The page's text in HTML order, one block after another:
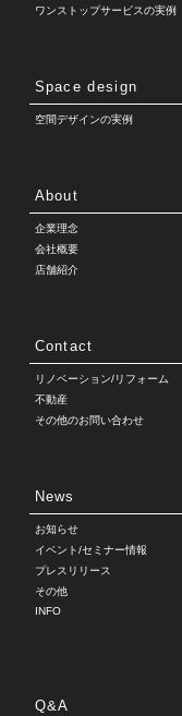
ワンストップサービスの実例
Space design
空間デザインの実例
About
企業理念
会社概要
店舗紹介
Contact
リノベーション/リフォーム
不動産
その他のお問い合わせ
News
お知らせ
イベント/セミナー情報
プレスリリース
その他
INFO
Q&A